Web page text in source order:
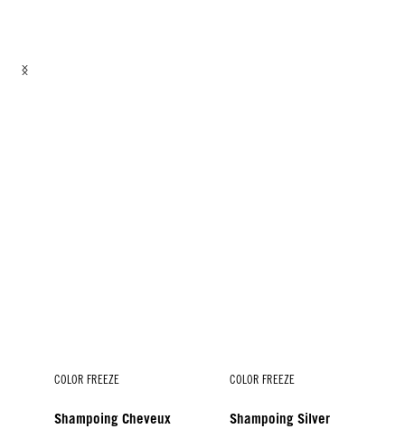
COLOR FREEZE
Shampoing Cheveux
COLOR FREEZE
Shampoing Silver